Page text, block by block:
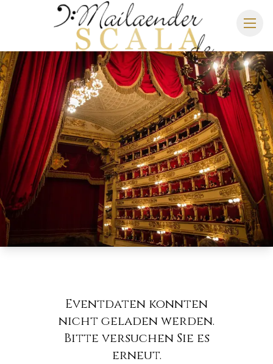
MAILÄNDER SCALA
SPIELPLAN 2026/2027
SITZPLAN HOTELS
Eventdaten konnten
nicht geladen werden.
Bitte versuchen Sie es
erneut.